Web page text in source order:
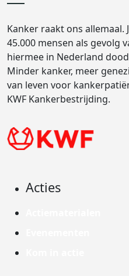
Kanker raakt ons allemaal.
45.000 mensen als gevolg
hiermee in Nederland
Minder kanker, meer
van leven voor
KWF Kankerbestrijding.
Acties